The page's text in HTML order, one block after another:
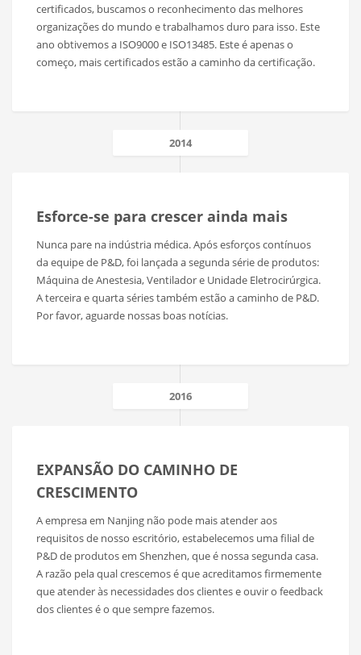
certificados, buscamos o reconhecimento das melhores
organizações do mundo e trabalhamos duro para isso. Este
ano obtivemos a ISO9000 e ISO13485. Este é apenas o
começo, mais certificados estão a caminho da certificação.
2014
Esforce-se para crescer ainda mais
Nunca pare na indústria médica. Após esforços contínuos
da equipe de P&D, foi lançada a segunda série de produtos:
Máquina de Anestesia, Ventilador e Unidade Eletrocirúrgica.
A terceira e quarta séries também estão a caminho de P&D.
Por favor, aguarde nossas boas notícias.
2016
EXPANSÃO DO CAMINHO DE
CRESCIMENTO
A empresa em Nanjing não pode mais atender aos
requisitos de nosso escritório, estabelecemos uma filial de
P&D de produtos em Shenzhen, que é nossa segunda casa.
A razão pela qual crescemos é que acreditamos firmemente
que atender às necessidades dos clientes e ouvir o feedback
dos clientes é o que sempre fazemos.